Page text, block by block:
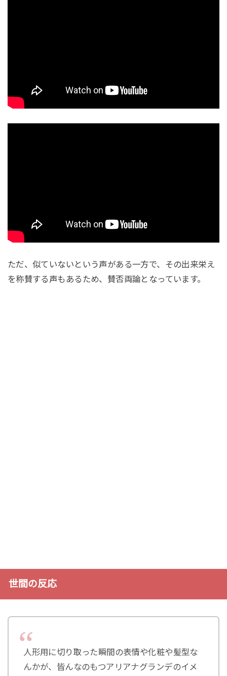
ただ、似ていないという声がある一方で、その出来栄え
を称賛する声もあるため、賛否両論となっています。
世間の反応
人形用に切り取った瞬間の表情や化粧や髪型な
んかが、皆んなのもつアリアナグランデのイメ